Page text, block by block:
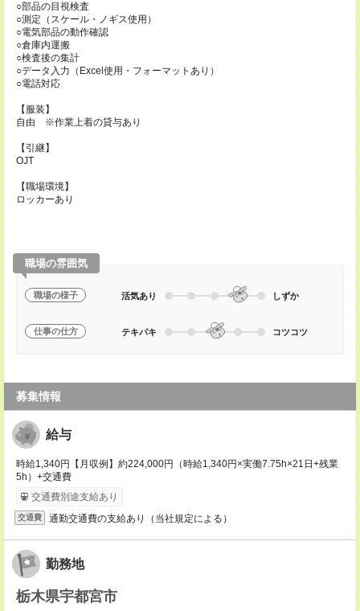
○部品の目視検査
○測定（スケール・ノギス使用）
○電気部品の動作確認
○倉庫内運搬
○検査後の集計
○データ入力（Excel使用・フォーマットあり）
○電話対応
【服装】
自由 ※作業上着の貸与あり
【引継】
OJT
【職場環境】
ロッカーあり
職場の雰囲気
職場の様子 活気あり しずか
仕事の仕方 テキパキ コツコツ
募集情報
給与
時給1,340円【月収例】約224,000円（時給1,340円×実働7.75h×21日+残業
5h）+交通費
交通費別途支給あり
交通費 通勤交通費の支給あり（当社規定による）
勤務地
栃木県宇都宮市